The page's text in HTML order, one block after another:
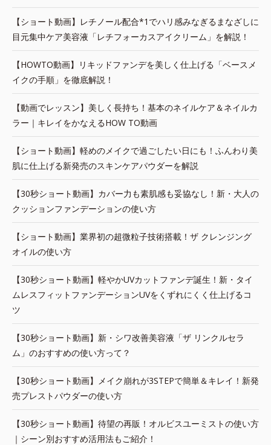
【ショート動画】レチノール配合*1でハリ感みなぎるまなざしに
目元集中ケア美容液「レチフォーカスアイクリーム」を解説！
【HOWTO動画】リキッドファンデを美しく仕上げる「ベースメ
イクの手順」を徹底解説！
【動画でレッスン】美しく長持ち！基本のネイルケア＆ネイルカ
ラー｜キレイをかなえるHOW TO動画
【ショート動画】軽めのメイクで過ごしたい日にも！ふんわり美
肌に仕上げる新発売のスキンケアパウダーを解説
【30秒ショート動画】カバー力も素肌感も妥協なし！新・大人の
クッションファンデーションの使い方
【ショート動画】業界初の超微粒子技術搭載！ザ クレンジング
オイルの使い方
【30秒ショート動画】軽やかUVカットファンデ誕生！新・タイ
ムレスフィットファンデーションUVをくずれにくく仕上げるコ
ツ
【30秒ショート動画】新・シワ改善美容液「ザ リンクルセラ
ム」のおすすめの使い方って？
【30秒ショート動画】メイク崩れが3STEPで簡単＆キレイ！新発
売プレストパウダーの使い方
【30秒ショート動画】待望の再販！オルビスユーミストの使い方
｜シーン別おすすめ活用法もご紹介！